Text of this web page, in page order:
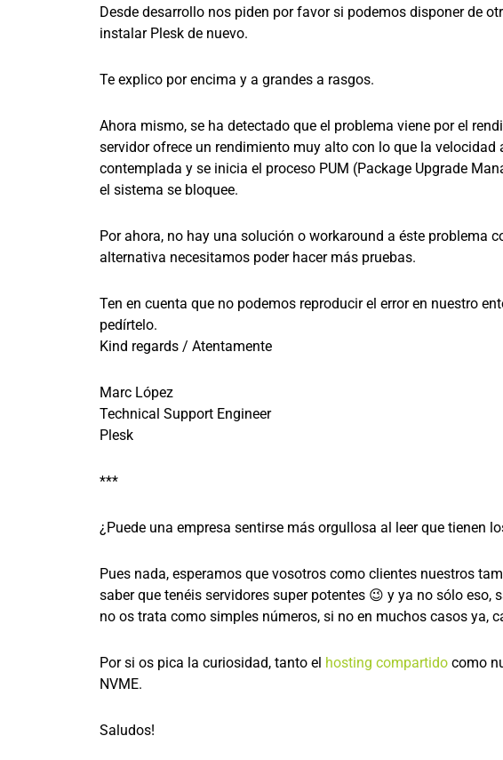
Desde desarrollo nos piden por favor si podemos disponer de
instalar Plesk de nuevo.
Te explico por encima y a grandes a rasgos.
Ahora mismo, se ha detectado que el problema viene por el
servidor ofrece un rendimiento muy alto con lo que la velocidad
contemplada y se inicia el proceso PUM (Package Upgrade
el sistema se bloquee.
Por ahora, no hay una solución o workaround a éste problema
alternativa necesitamos poder hacer más pruebas.
Ten en cuenta que no podemos reproducir el error en nuestro
pedírtelo.
Kind regards / Atentamente
Marc López
Technical Support Engineer
Plesk
***
¿Puede una empresa sentirse más orgullosa al leer que tienen
Pues nada, esperamos que vosotros como clientes nuestros
saber que tenéis servidores super potentes 😉 y ya no sólo eso,
no os trata como simples números, si no en muchos casos ya,
Por si os pica la curiosidad, tanto el hosting compartido como
NVME.
Saludos!